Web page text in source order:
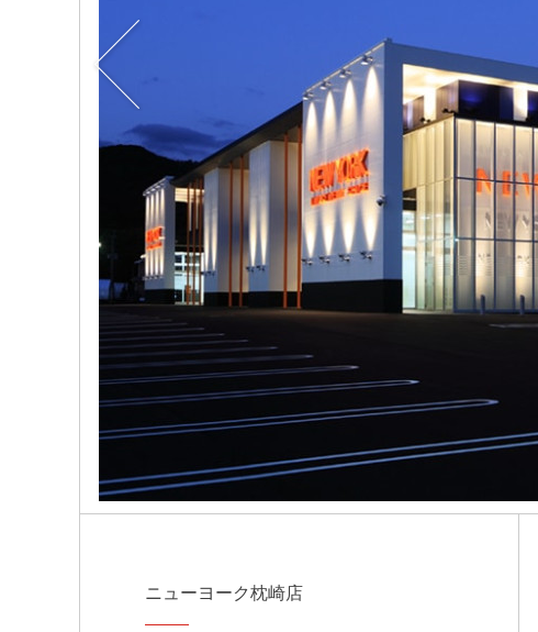
ニューヨーク枕崎店